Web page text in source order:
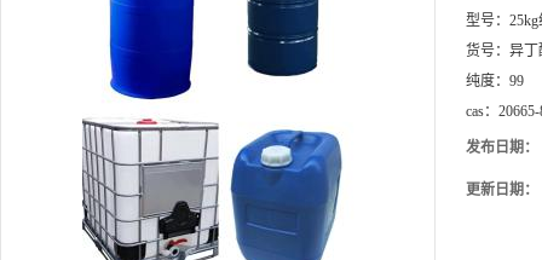
型号：
货号： 异丁
纯度： 99
cas：
发布日期：
更新日期：